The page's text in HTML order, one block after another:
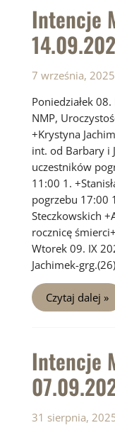
Intencje
7 września, 2025
Poniedziałek
NMP,
+Krystyna
int. od Barbary i
uczestników
11:00 1.
pogrzebu 17:00
Steczkowskich
rocznicę
Wtorek 09. IX
Jachimek-
Intencje
Mszalne
08.09
Czytaj dalej »
Intencje
31 sierpnia,